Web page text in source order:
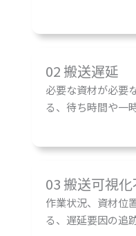
02 搬送遅延
必要な資材が必要
る、待ち時間や一
03 搬送可視
作業状況、資材位
る、遅延要因の追